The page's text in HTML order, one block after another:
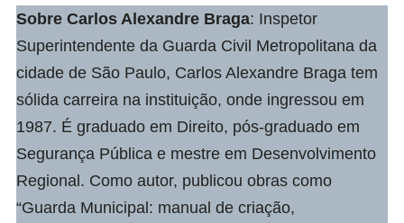
Sobre Carlos Alexandre Braga: Inspetor
Superintendente da Guarda Civil Metropolitana da
cidade de São Paulo, Carlos Alexandre Braga tem
sólida carreira na instituição, onde ingressou em
1987. É graduado em Direito, pós-graduado em
Segurança Pública e mestre em Desenvolvimento
Regional. Como autor, publicou obras como
“Guarda Municipal: manual de criação,